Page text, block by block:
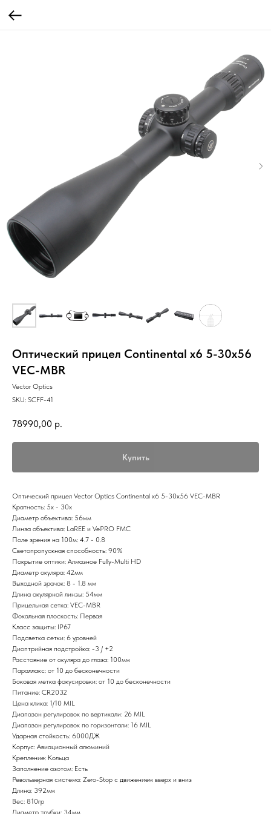
Оптический прицел Continental x6 5-30x56
VEC-MBR
Vector Optics
SKU: SCFF-41
78990,00 р.
Купить
Оптический прицел Vector Optics Continental x6 5-30x56 VEC-MBR
Кратность: 5x - 30x
Диаметр объектива: 56мм
Линза объектива: LaREE и VePRO FMC
Поле зрения на 100м: 4.7 - 0.8
Светопропускная способность: 90%
Покрытие оптики: Алмазное Fully-Multi HD
Диаметр окуляра: 42мм
Выходной зрачок: 8 - 1.8 мм
Длина окулярной линзы: 54мм
Прицельная сетка: VEC-MBR
Фокальная плоскость: Первая
Класс защиты: IP67
Подсветка сетки: 6 уровней
Диоптрийная подстройка: -3 / +2
Расстояние от окуляра до глаза: 100мм
Параллакс: от 10 до бесконечности
Боковая метка фокусировки: от 10 до бесконечности
Питание: CR2032
Цена клика: 1/10 MIL
Диапазон регулировок по вертикали: 26 MIL
Диапазон регулировок по горизонтали: 16 MIL
Ударная стойкость: 6000ДЖ
Корпус: Авиационный алюминий
Крепление: Кольца
Заполнение азотом: Есть
Револьверная система: Zero-Stop с движением вверх и вниз
Длина: 392мм
Вес: 810гр
Диаметр трубки: 34мм